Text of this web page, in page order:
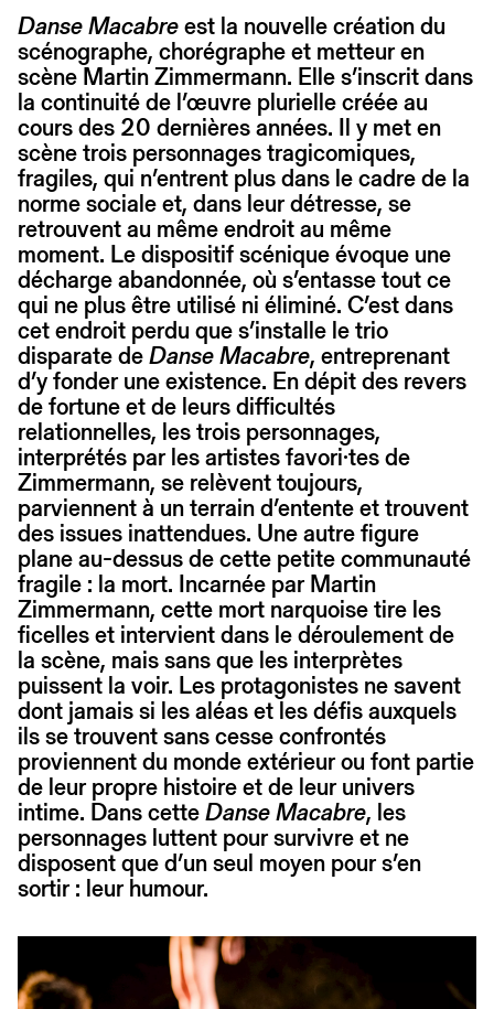
Danse Macabreest la nouvelle création du
scénographe, chorégraphe et metteur en
scène Martin Zimmermann. Elle s’inscrit dans
la continuité de l’œuvre plurielle créée au
cours des 20 dernières années. Il y met en
scène trois personnages tragicomiques,
fragiles, qui n’entrent plus dans le cadre de la
norme sociale et, dans leur détresse, se
retrouvent au même endroit au même
moment. Le dispositif scénique évoque une
décharge abandonnée, où s’entasse tout ce
qui ne plus être utilisé ni éliminé. C’est dans
cet endroit perdu que s’installe le trio
disparate deDanse Macabre, entreprenant
d’y fonder une existence. En dépit des revers
de fortune et de leurs difficultés
relationnelles, les trois personnages,
interprétés par les artistes favori·tes de
Zimmermann, se relèvent toujours,
parviennent à un terrain d’entente et trouvent
des issues inattendues. Une autre figure
plane au-dessus de cette petite communauté
fragile : la mort. Incarnée par Martin
Zimmermann, cette mort narquoise tire les
ficelles et intervient dans le déroulement de
la scène, mais sans que les interprètes
puissent la voir. Les protagonistes ne savent
dont jamais si les aléas et les défis auxquels
ils se trouvent sans cesse confrontés
proviennent du monde extérieur ou font partie
de leur propre histoire et de leur univers
intime. Dans cetteDanse Macabre, les
personnages luttent pour survivre et ne
disposent que d’un seul moyen pour s’en
sortir : leur humour.